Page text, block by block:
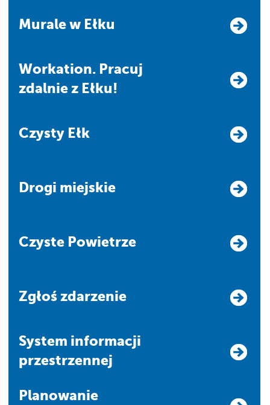
Murale w Ełku
Workation. Pracuj
zdalnie z Ełku!
Czysty Ełk
Drogi miejskie
Czyste Powietrze
Zgłoś zdarzenie
system informacji
przestrzennej
Planowanie